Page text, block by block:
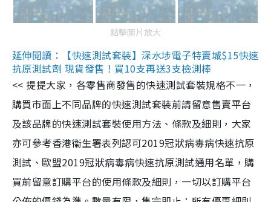
點擊圖片放大
延伸閱讀：【快速測試套裝】深水埗電子特賣城$15快速
抗原測試劑 現貨發售！買10支再送3支檢測棒
<< 提提大家，各零售商發售的快速測試套裝規格不一，
購買市面上不同品牌的快速測試套裝前請留意售賣平台
及該品牌的快速測試套裝使用方法、條款及細則，大家
亦可參考香港衞生署表列認可2019冠狀病毒病快速抗原
測試、歐盟2019冠狀病毒病快速抗原測試通用名單，購
買前留意訂購平台的使用條款及細則，一切以訂購平台